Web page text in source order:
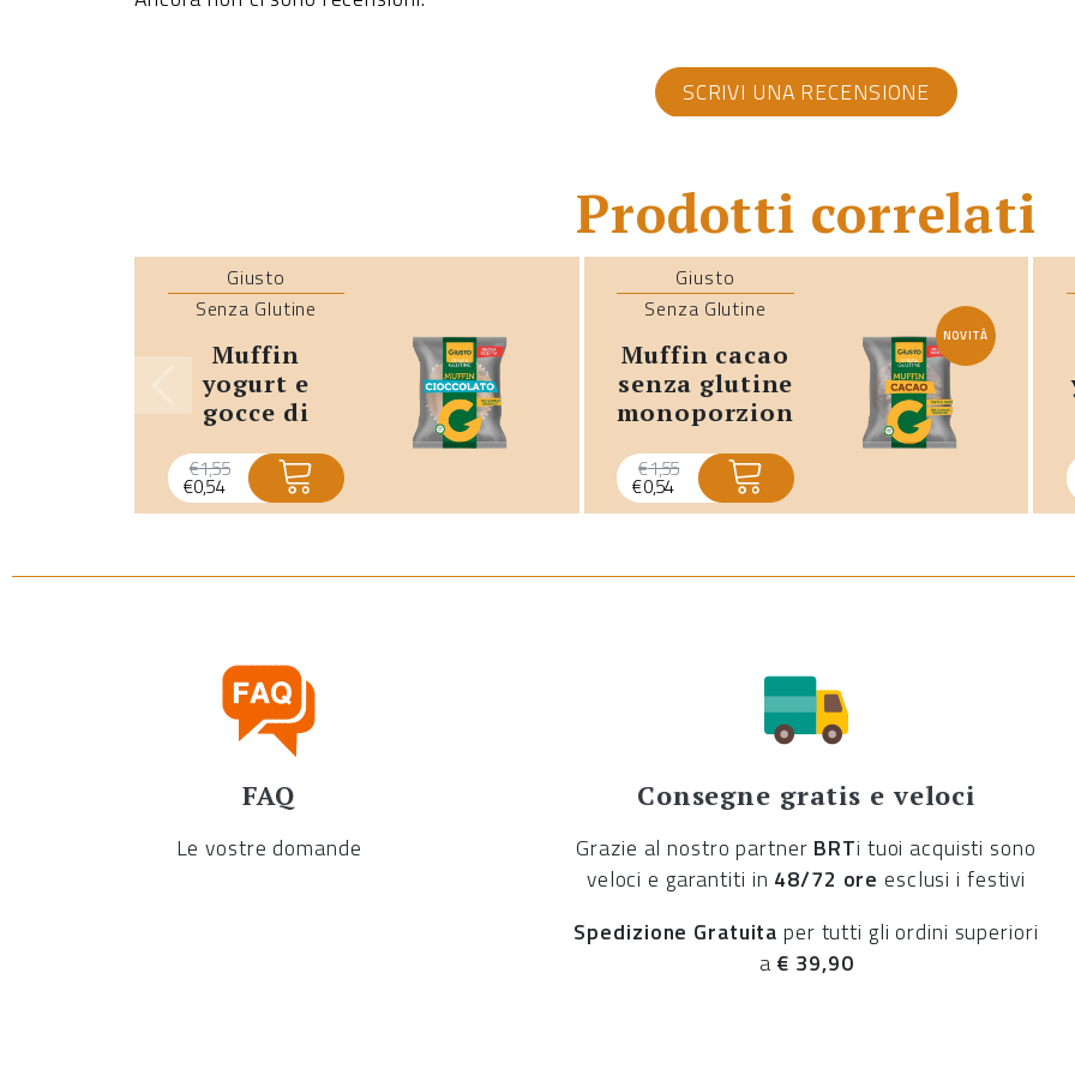
SCRIVI UNA RECENSIONE
Prodotti correlati
Giusto
Senza Glutine
muffin
yogurt e
gocce di
senza glutine
monoporzione
breve
€1,55
€0,54
Giusto
Senza Glutine
muffin cacao
senza glutine
monoporzione
scadenza
breve
€1,55
€0,54
NOVITÀ
FAQ
Le vostre domande
Consegne gratis e veloci
Grazie al nostro partner BRTi tuoi acquisti sono
veloci e garantiti in 48/72 ore esclusi i festivi
Spedizione Gratuita per tutti gli ordini superiori
a € 39,90